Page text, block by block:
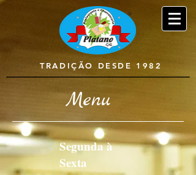
TRADIÇÃO DESDE 1982
Menu
Segunda à
Sexta